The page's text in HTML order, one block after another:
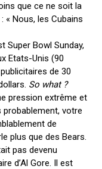
que ce ne soit la
« Nous, les Cubains
Super Bowl Sunday,
Etats-Unis (90
de 30
So what ?
pression extrême et
probablement, votre
de
plus que des Bears.
pas devenu
d’Al Gore. Il est